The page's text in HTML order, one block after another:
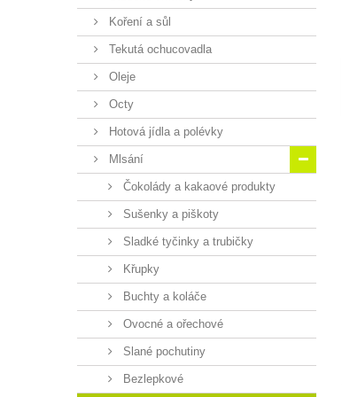
Koření a sůl
Tekutá ochucovadla
Oleje
Octy
Hotová jídla a polévky
Mlsání
Čokolády a kakaové produkty
Sušenky a piškoty
Sladké tyčinky a trubičky
Křupky
Buchty a koláče
Ovocné a ořechové
Slané pochutiny
Bezlepkové